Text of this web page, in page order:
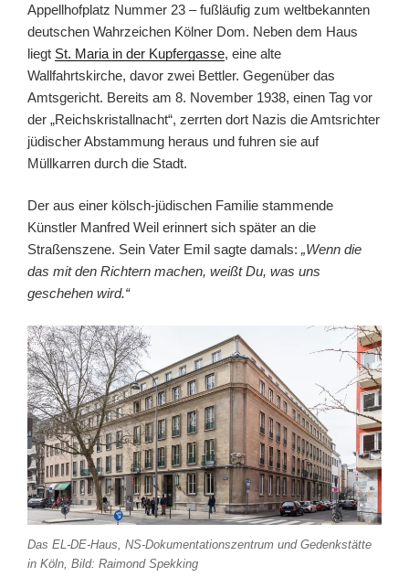
Appellhofplatz Nummer 23 – fußläufig zum weltbekannten
deutschen Wahrzeichen Kölner Dom. Neben dem Haus
liegt St. Maria in der Kupfergasse, eine alte
Wallfahrtskirche, davor zwei Bettler. Gegenüber das
Amtsgericht. Bereits am 8. November 1938, einen Tag vor
der „Reichskristallnacht“, zerrten dort Nazis die Amtsrichter
jüdischer Abstammung heraus und fuhren sie auf
Müllkarren durch die Stadt.
Der aus einer kölsch-jüdischen Familie stammende
Künstler Manfred Weil erinnert sich später an die
Straßenszene. Sein Vater Emil sagte damals: „Wenn die
das mit den Richtern machen, weißt Du, was uns
geschehen wird.“
Das EL-DE-Haus, NS-Dokumentationszentrum und Gedenkstätte
in Köln, Bild: Raimond Spekking